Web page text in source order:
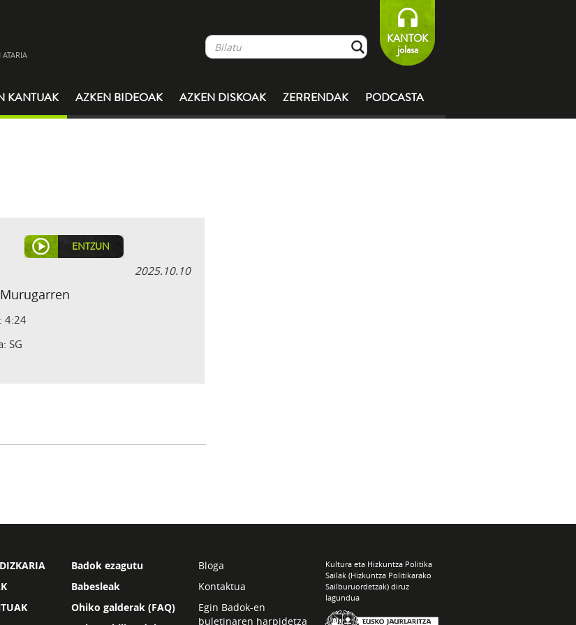
KANTOK
jolasa
KANTUAK AZKEN BIDEOAK AZKEN DISKOAK ZERRENDAK PODCASTA
ENTZUN
2025.10.10
4:24
SG
Badok ezagutu
Babesleak
Ohiko galderak (FAQ)
Bloga
Kontaktua
Egin Badok-en
buletinaren harpidetza
Kultura eta Hizkuntza Politika
Sailak (Hizkuntza Politikarako
Sailburuordetzak) diruz
lagundua